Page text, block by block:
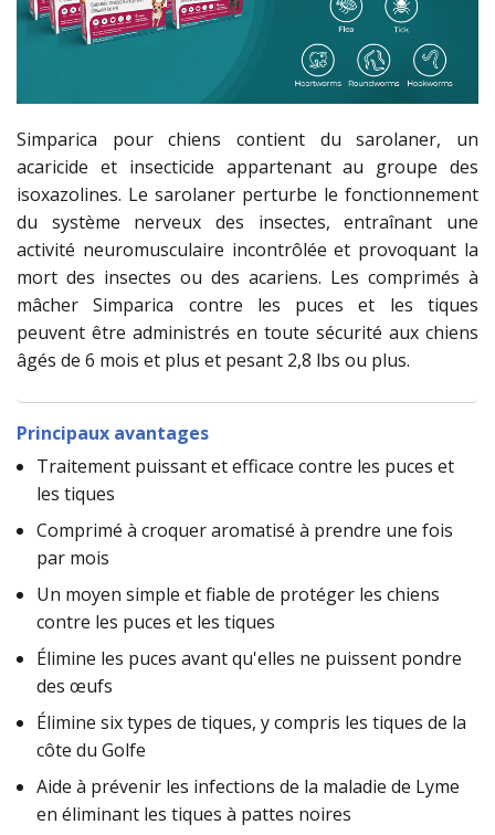
Simparica pour chiens contient du sarolaner, un
acaricide et insecticide appartenant au groupe des
isoxazolines. Le sarolaner perturbe le fonctionnement
du système nerveux des insectes, entraînant une
activité neuromusculaire incontrôlée et provoquant la
mort des insectes ou des acariens. Les comprimés à
mâcher Simparica contre les puces et les tiques
peuvent être administrés en toute sécurité aux chiens
âgés de 6 mois et plus et pesant 2,8 lbs ou plus.
Principaux avantages
Traitement puissant et efficace contre les puces et
les tiques
Comprimé à croquer aromatisé à prendre une fois
par mois
Un moyen simple et fiable de protéger les chiens
contre les puces et les tiques
Élimine les puces avant qu'elles ne puissent pondre
des œufs
Élimine six types de tiques, y compris les tiques de la
côte du Golfe
Aide à prévenir les infections de la maladie de Lyme
en éliminant les tiques à pattes noires